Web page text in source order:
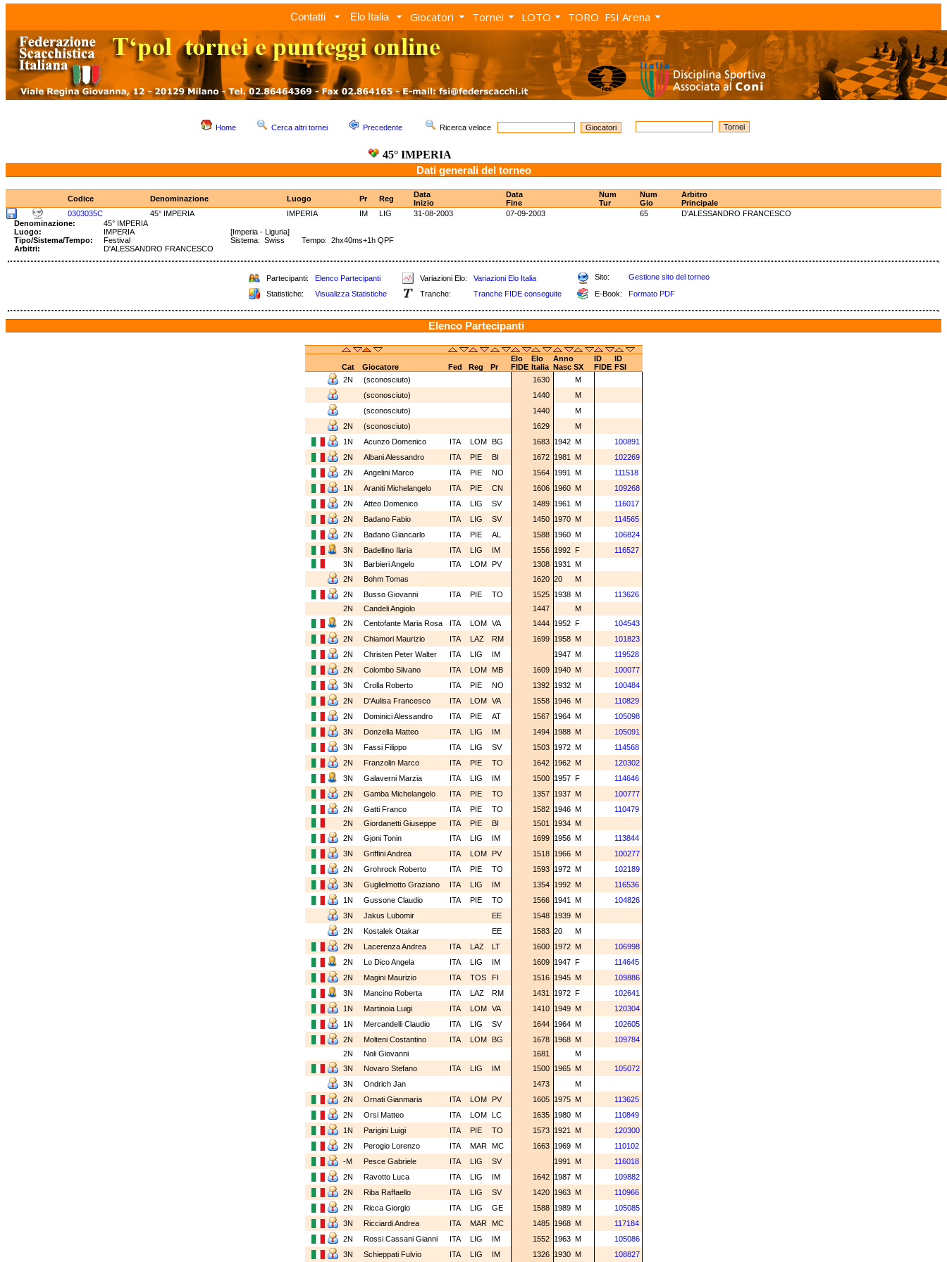
Contatti Elo Italia Giocatori Tornei LOTO TORO FSI Arena
Home Cerca altri tornei Precedente Ricerca veloce
45° IMPERIA
Dati generali del torneo
Codice Denominazione Luogo Pr Reg
Data
Inizio
Data
Fine
Num
Tur
Num
Gio
Arbitro
Principale
0303035C
45° IMPERIA IMPERIA IM LIG 31-08-2003 07-09-2003 65
D'ALESSANDRO FRANCESCO
Denominazione:
45° IMPERIA
Luogo:
IMPERIA
[Imperia - Liguria]
Tipo/Sistema/Tempo:
Festival
Sistema: Swiss Tempo: 2hx40ms+1h QPF
Arbitri:
D'ALESSANDRO FRANCESCO
Partecipanti: Elenco Partecipanti Variazioni Elo: Variazioni Elo Italia Sito:
Gestione sito del torneo
Statistiche:
Visualizza Statistiche Tranche: Tranche FIDE conseguite E-Book: Formato PDF
Elenco Partecipanti
Elo Elo Anno ID
ID
Cat
Giocatore Fed Reg Pr FIDE Italia Nasc SX FIDE FSI
2N
(sconosciuto) 1630
M
(sconosciuto)
1440
M
(sconosciuto)
1440
M
2N
(sconosciuto) 1629
M
1N
Acunzo Domenico ITA LOM BG 1683 1942 M
100891
2N
Albani Alessandro ITA PIE BI 1672 1981 M
102269
2N
Angelini Marco ITA PIE NO 1564 1991 M
111518
1N
Araniti Michelangelo ITA PIE CN 1606 1960 M
109268
2N
Atteo Domenico ITA LIG SV 1489 1961 M
116017
2N
Badano Fabio ITA LIG SV 1450 1970 M
114565
2N
Badano Giancarlo ITA PIE AL 1588 1960 M
106824
3N
Badellino Ilaria ITA LIG IM 1556 1992 F
116527
3N
Barbieri Angelo ITA LOM PV 1308 1931
M
2N
Bohm Tomas 1620 20
M
2N
Busso Giovanni ITA PIE TO 1525 1938 M
113626
2N
Candeli Angiolo 1447
M
2N
Centofante Maria Rosa ITA LOM VA 1444 1952 F
104543
2N
Chiamori Maurizio ITA LAZ RM 1699 1958 M
101823
2N
Christen Peter Walter ITA LIG IM 1947 M
119528
2N
Colombo Silvano ITA LOM MB 1609 1940 M
100077
3N
Crolla Roberto ITA PIE NO 1392 1932 M
100484
2N
D'Aulisa Francesco ITA LOM VA 1558 1946 M
110829
2N
Dominici Alessandro ITA PIE AT 1567 1964 M
105098
3N
Donzella Matteo ITA LIG IM 1494 1988 M
105091
3N
Fassi Filippo ITA LIG SV 1503 1972 M
114568
2N
Franzolin Marco ITA PIE TO 1642 1962 M
120302
3N
Galaverni Marzia ITA LIG IM 1500 1957 F
114646
2N
Gamba Michelangelo ITA PIE TO 1357 1937 M
100777
2N
Gatti Franco ITA PIE TO 1582 1946 M
110479
2N
Giordanetti Giuseppe ITA PIE BI 1501 1934 M
2N
Gjoni Tonin ITA LIG IM 1699 1956 M
113844
3N
Griffini Andrea ITA LOM PV 1518 1966 M
100277
2N
Grohrock Roberto ITA PIE TO 1593 1972 M
102189
3N
Guglielmotto Graziano ITA LIG IM 1354 1992 M
116536
1N
Gussone Claudio ITA PIE TO 1566 1941 M
104826
3N
Jakus Lubomir EE 1548 1939 M
2N
Kostalek Otakar EE 1583 20
M
2N
Lacerenza Andrea ITA LAZ LT 1600 1972 M
106998
2N
Lo Dico Angela ITA LIG IM 1609 1947 F
114645
2N
Magini Maurizio ITA TOS FI 1516 1945 M
109886
3N
Mancino Roberta ITA LAZ RM 1431 1972 F
102641
1N
Martinoia Luigi ITA LOM VA 1410 1949 M
120304
1N
Mercandelli Claudio ITA LIG SV 1644 1964 M
102605
2N
Molteni Costantino ITA LOM BG 1678 1968 M
109784
2N
Noli Giovanni 1681
M
3N
Novaro Stefano ITA LIG IM 1500 1965 M
105072
3N
Ondrich Jan 1473
M
2N
Ornati Gianmaria ITA LOM PV 1605 1975 M
113625
2N
Orsi Matteo ITA LOM LC 1635 1980 M
110849
1N
Parigini Luigi ITA PIE TO 1573 1921 M
120300
2N
Perogio Lorenzo ITA MAR MC 1663 1969 M
110102
-M
Pesce Gabriele ITA LIG SV 1991 M
116018
2N
Ravotto Luca ITA LIG IM 1642 1987 M
109882
2N
Riba Raffaello ITA LIG SV 1420 1963 M
110966
2N
Ricca Giorgio ITA LIG GE 1588 1989 M
105085
3N
Ricciardi Andrea ITA MAR MC 1485 1968 M
117184
2N
Rossi Cassani Gianni ITA LIG IM 1552 1963 M
105086
3N
Schieppati Fulvio ITA LIG IM 1326 1930 M 108827